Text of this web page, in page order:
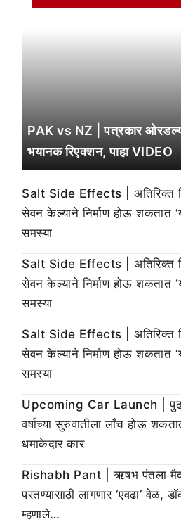
PAK vs NZ | पत्रकार
भयानक रिएक्शन, पाहा VIDEO
Salt Side Effects | अतिरिक्त
सेवन केल्याने निर्माण होऊ शकतात
समस्या
Salt Side Effects | अतिरिक्त
सेवन केल्याने निर्माण होऊ शकतात
समस्या
Salt Side Effects | अतिरिक्त
सेवन केल्याने निर्माण होऊ शकतात
समस्या
Upcoming Car Launch |
वर्षाच्या सुरुवातीला लाँच होऊ
धमाकेदार कार
Rishabh Pant | ऋषभ पंतला
परतण्यासाठी लागणार ‘एवढा’ वेळ,
म्हणाले…